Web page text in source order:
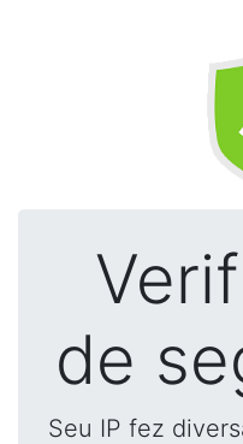
de
Seu IP fez